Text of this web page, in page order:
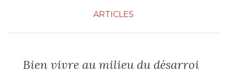
ARTICLES
Bien vivre au milieu du désarroi